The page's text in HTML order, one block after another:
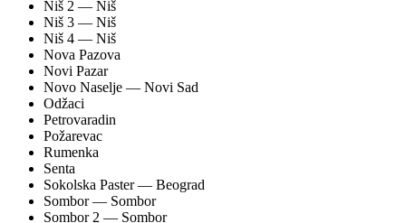
Niš 2 — Niš
Niš 3 — Niš
Niš 4 — Niš
Nova Pazova
Novi Pazar
Novo Naselje — Novi Sad
Odžaci
Petrovaradin
Požarevac
Rumenka
Senta
Sokolska Paster — Beograd
Sombor — Sombor
Sombor 2 — Sombor